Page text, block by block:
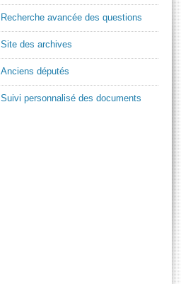
Recherche avancée des questions
Site des archives
Anciens députés
Suivi personnalisé des documents